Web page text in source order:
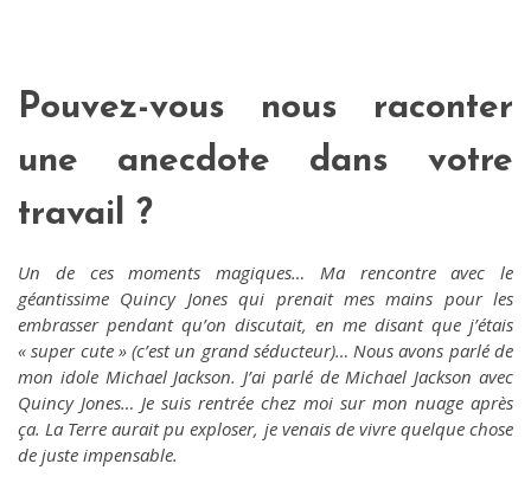
Pouvez-vous nous raconter
une anecdote dans votre
travail ?
Un de ces moments magiques… Ma rencontre avec le
géantissime Quincy Jones qui prenait mes mains pour les
embrasser pendant qu’on discutait, en me disant que j’étais
« super cute » (c’est un grand séducteur)… Nous avons parlé de
mon idole Michael Jackson. J’ai parlé de Michael Jackson avec
Quincy Jones… Je suis rentrée chez moi sur mon nuage après
ça. La Terre aurait pu exploser, je venais de vivre quelque chose
de juste impensable.